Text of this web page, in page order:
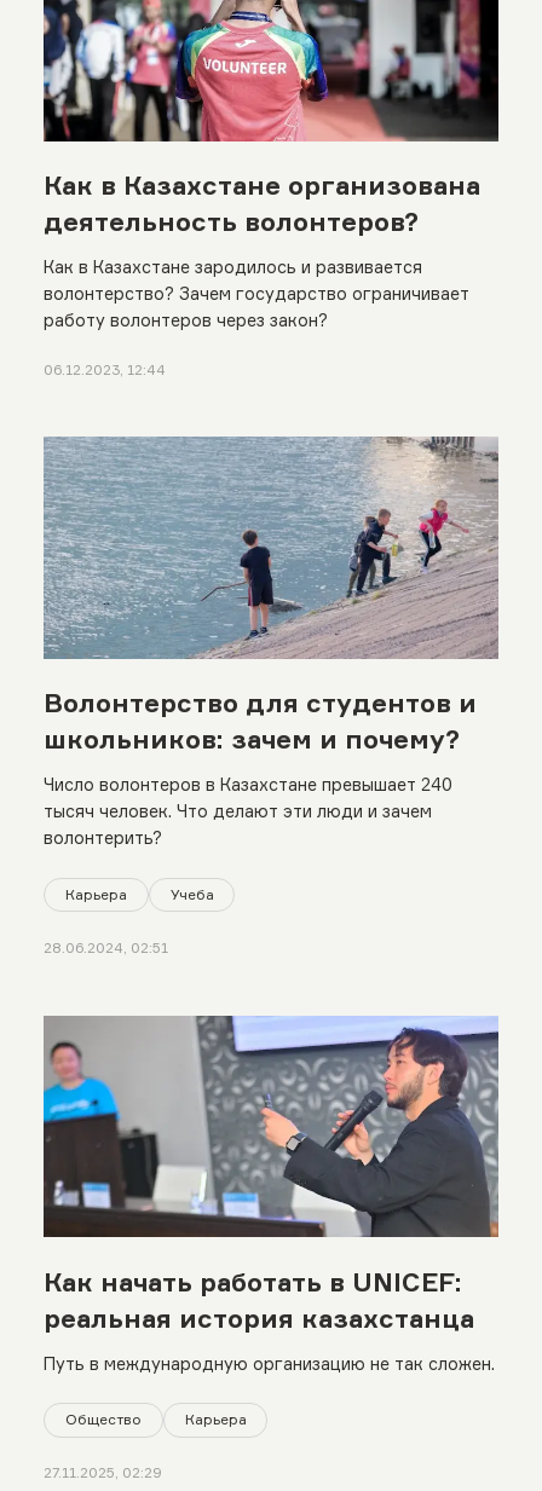
Как в Казахстане организована
деятельность волонтеров?
Как в Казахстане зародилось и развивается
волонтерство? Зачем государство ограничивает
работу волонтеров через закон?
06.12.2023, 12:44
Волонтерство для студентов и
школьников: зачем и почему?
Число волонтеров в Казахстане превышает 240
тысяч человек. Что делают эти люди и зачем
волонтерить?
Карьера Учеба
28.06.2024, 02:51
Как начать работать в UNICEF:
реальная история казахстанца
Путь в международную организацию не так сложен.
Общество Карьера
27.11.2025, 02:29